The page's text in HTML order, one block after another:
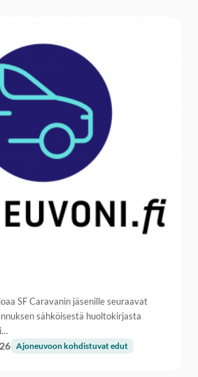
SF Caravanin jäsenille seuraavat
sähköisestä huoltokirjasta
Ajoneuvoon kohdistuvat edut